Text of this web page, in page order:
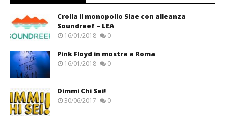
Crolla il monopolio Siae con alleanza
Soundreef – LEA
16/01/2018 0
Pink Floyd in mostra a Roma
16/01/2018 0
Dimmi Chi Sei!
30/06/2017 0